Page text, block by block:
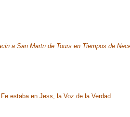
a San Martn de Tours en Tiempos de
estaba en Jess, la Voz de la Verdad